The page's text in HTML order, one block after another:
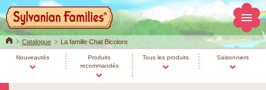
HomeCatalogue La famille Chat Bicolore
Nouveautés
Produits
recommandés
Tous les produits Saisonniers